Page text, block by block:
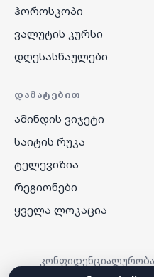
ჰოროსკოპი
ვალუტის კურსი
დღესასწაულები
ᲓᲐᲛᲐᲢᲔᲑᲘᲗ
ამინდის ვიჯეტი
საიტის რუკა
ტელევიზია
რეგიონები
ყველა ლოკაცია
კონფიდენციალურობა